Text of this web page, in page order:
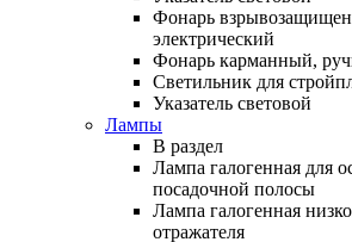
Фонарь
электрический
Фонарь карманный,
Светильник для
Указатель световой
Лампы
В раздел
Лампа галогенная для
посадочной полосы
Лампа галогенная
отражателя